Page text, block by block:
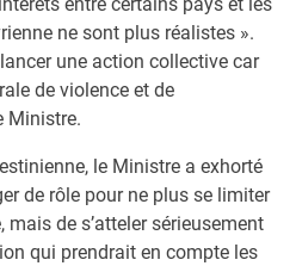
ne sont plus réalistes ».
une action collective car
de violence et de
Ministre.
le Ministre a exhorté
de rôle pour ne plus se limiter
mais de s’atteler sérieusement
qui prendrait en compte les